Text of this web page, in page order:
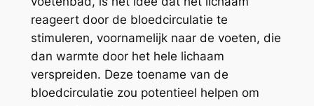
reageert door de bloedcirculatie te
stimuleren, voornamelijk naar de voeten, die
dan warmte door het hele lichaam
verspreiden. Deze toename van de
bloedcirculatie zou potentieel helpen om